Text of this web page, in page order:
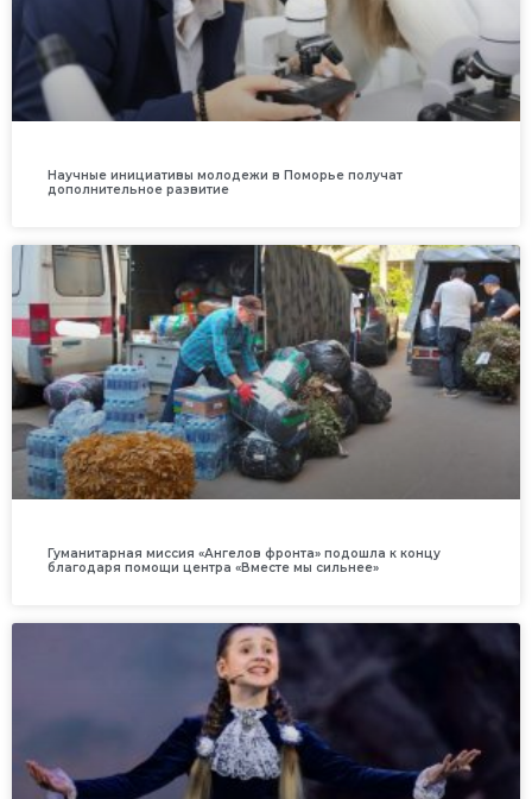
Научные инициативы молодежи в Поморье получат
дополнительное развитие
Гуманитарная миссия «Ангелов фронта» подошла к концу
благодаря помощи центра «Вместе мы сильнее»